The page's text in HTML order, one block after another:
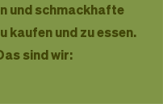
und schmackhafte
kaufen und zu essen.
sind wir: